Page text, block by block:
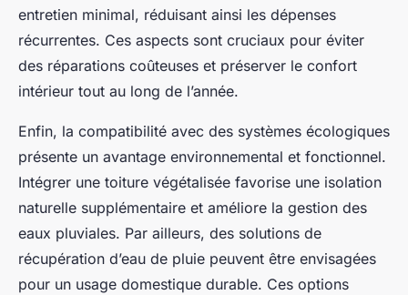
entretien minimal, réduisant ainsi les dépenses
récurrentes. Ces aspects sont cruciaux pour éviter
des réparations coûteuses et préserver le confort
intérieur tout au long de l’année.
Enfin, la compatibilité avec des systèmes écologiques
présente un avantage environnemental et fonctionnel.
Intégrer une toiture végétalisée favorise une isolation
naturelle supplémentaire et améliore la gestion des
eaux pluviales. Par ailleurs, des solutions de
récupération d’eau de pluie peuvent être envisagées
pour un usage domestique durable. Ces options